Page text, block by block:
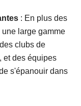
: En plus des
large gamme
clubs de
et des équipes
s'épanouir dans